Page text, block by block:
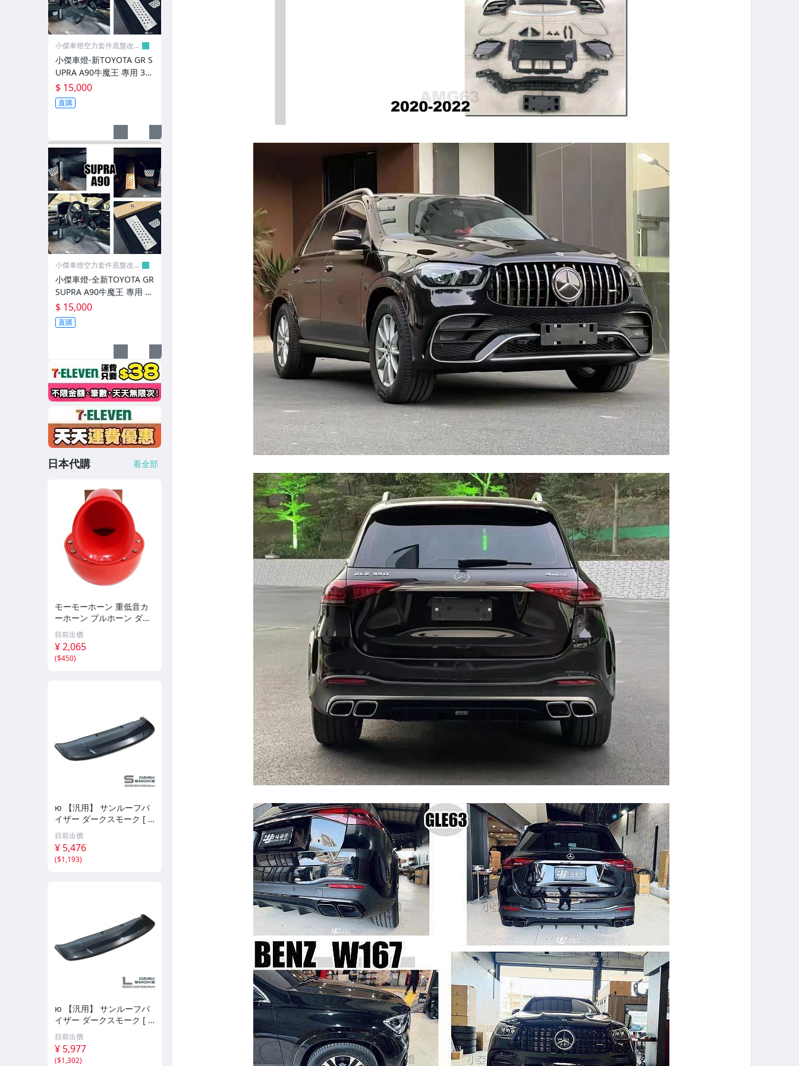
改裝排氣管/尾飾管
車身標誌/後箱蓋飾條/車身飾條
空力配件
CUSCO 各車系結構桿/拉桿
ARMA進氣/高流量/室內配件類
SPORTING-R 煞車碟盤/來令片
HHC 煞車碟盤
HARDRACE強化底盤套件/引擎室拉桿
TRIPLE S 短彈簧避震系統
改裝素材/卡夢引擎蓋
BC V1/BR/各階 高規格避震系統/鍛造鋁圈
Maximus project MP 來令片/煞車皮
DS RACING 多活塞卡鉗套件
K-SPORT 多活塞卡鉗/避震系統/鍛造鋁圈
FTP 強化渦輪管/進氣管
UR 車底強化套件/拉桿
E.SPRING 底盤強化套件/各式拉桿
倍適登 Bilstein 避震桶身
各大品牌輪胎/時價
XXR品牌鋁圈
MAXX品牌鋁圈
STONE巨石排氣管/當派
BARKERLI巴克利 渦輪管
改裝排氣管/當派
小傑車燈空力套件底盤改裝
小傑車燈-新TOYOTA GR S
UPRA A90牛魔王 專用 3D
DESIGN 鋁合金踏板組 煞
車 油門 休息 腳踏板 踏板
$ 15,000
直購
小傑車燈空力套件底盤改裝
小傑車燈-全新TOYOTA GR
SUPRA A90牛魔王 專用 3
D DESIGN 鋁合金踏板組
煞車 油門 休息 腳踏板 踏
板
$ 15,000
直購
日本代購 看全部
モーモーホーン 重低音カ
ーホーン ブルホーン ダン
プカー 汽笛のような重量
級の迫力！ステー付 レッ
ド 12V汎用 クラクション
旧車 バイク
目前出價
¥ 2,065
($450)
ю 【汎用】 サンルーフバ
イザー ダークスモーク [ S
サイズ ] 90×32.5cm 取付
金具付き サンルーフ 後付
け 換気 雨よけ 曇り予防 1
個
目前出價
¥ 5,476
($1,193)
ю 【汎用】 サンルーフバ
イザー ダークスモーク [ L
サイズ ] 110×32.5cm 取付
金具付き サンルーフ 後付
け 換気 雨よけ 曇り予防 1
目前出價
¥ 5,977
($1,302)